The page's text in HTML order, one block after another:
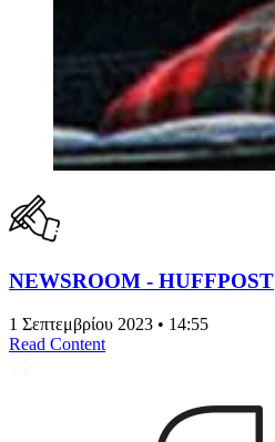
NEWSROOM - HUFFPOST
1 Σεπτεμβρίου 2023 • 14:55
Read Content